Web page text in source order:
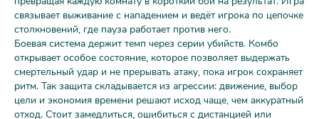
связывает выживание с нападением и ведёт игрока по цепочке
столкновений, где пауза работает против него.
Боевая система держит темп через серии убийств. Комбо
открывает особое состояние, которое позволяет выдержать
смертельный удар и не прерывать атаку, пока игрок сохраняет
ритм. Так защита складывается из агрессии: движение, выбор
цели и экономия времени решают исход чаще, чем аккуратный
отход. Стоит замедлиться, ошибиться с дистанцией или